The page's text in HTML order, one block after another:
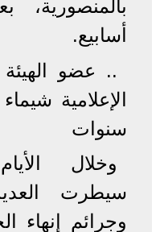
بالمنصورية،
أسابيع.
.. عضو الهيئة
سنوات
وخلال
سيطرت
وجرائم إنهاء